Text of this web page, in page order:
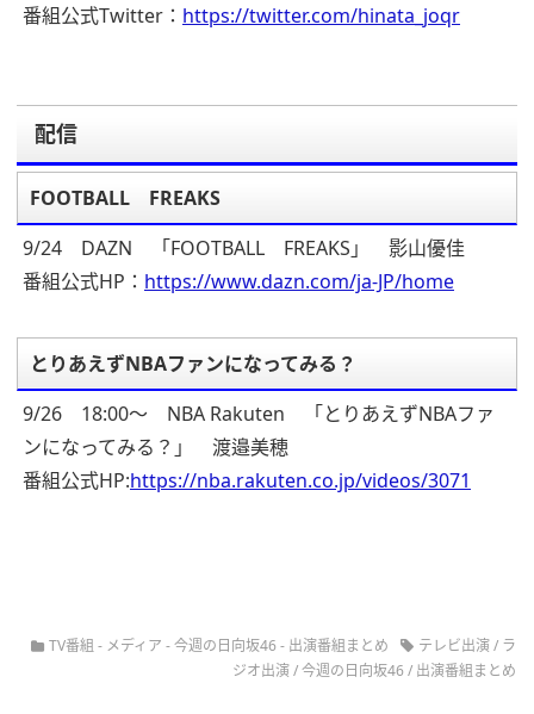
番組公式Twitter： https://twitter.com/hinata_joqr
配信
FOOTBALL FREAKS
9/24 DAZN 「FOOTBALL FREAKS」 影山優佳
番組公式HP： https://www.dazn.com/ja-JP/home
とりあえずNBAファンになってみる？
9/26 18:00～ NBA Rakuten 「とりあえずNBAファ
ンになってみる？」 渡邉美穂
番組公式HP:https://nba.rakuten.co.jp/videos/3071
TV番組 - メディア -今週の日向坂46- 出演番組まとめ テレビ出演/ ラ
ジオ出演/今週の日向坂46/ 出演番組まとめ